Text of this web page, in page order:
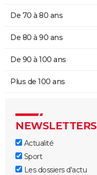
De 70 à 80 ans
De 80 à 90 ans
De 90 à 100 ans
Plus de 100 ans
NEWSLETTERS
Actualité
Sport
Les dossiers d'actu